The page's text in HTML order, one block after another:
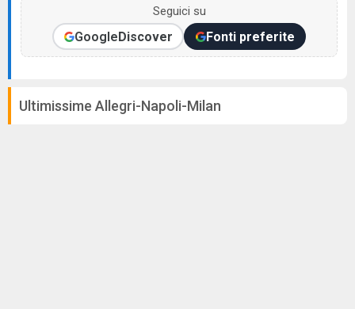
Seguici su
GoogleDiscover Fonti preferite
Ultimissime Allegri-Napoli-Milan